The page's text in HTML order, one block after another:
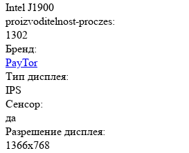
Intel J1900
proizvoditelnost-proczes:
1302
Бренд:
PayTor
Тип дисплея:
IPS
Сенсор:
да
Разрешение дисплея:
1366x768